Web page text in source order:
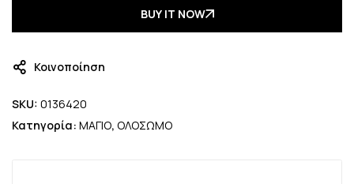
BUY IT NOW
Κοινοποίηση
SKU: 0136420
Κατηγορία: ΜΑΓΙΟ, ΟΛΟΣΩΜΟ